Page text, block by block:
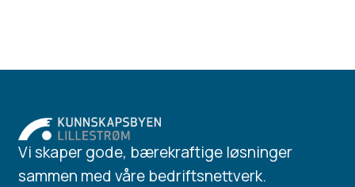
Vi skaper gode, bærekraftige løsninger
sammen med våre bedriftsnettverk.